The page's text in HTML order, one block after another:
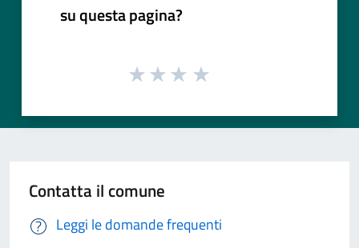
su questa pagina?
Contatta il comune
Leggi le domande frequenti